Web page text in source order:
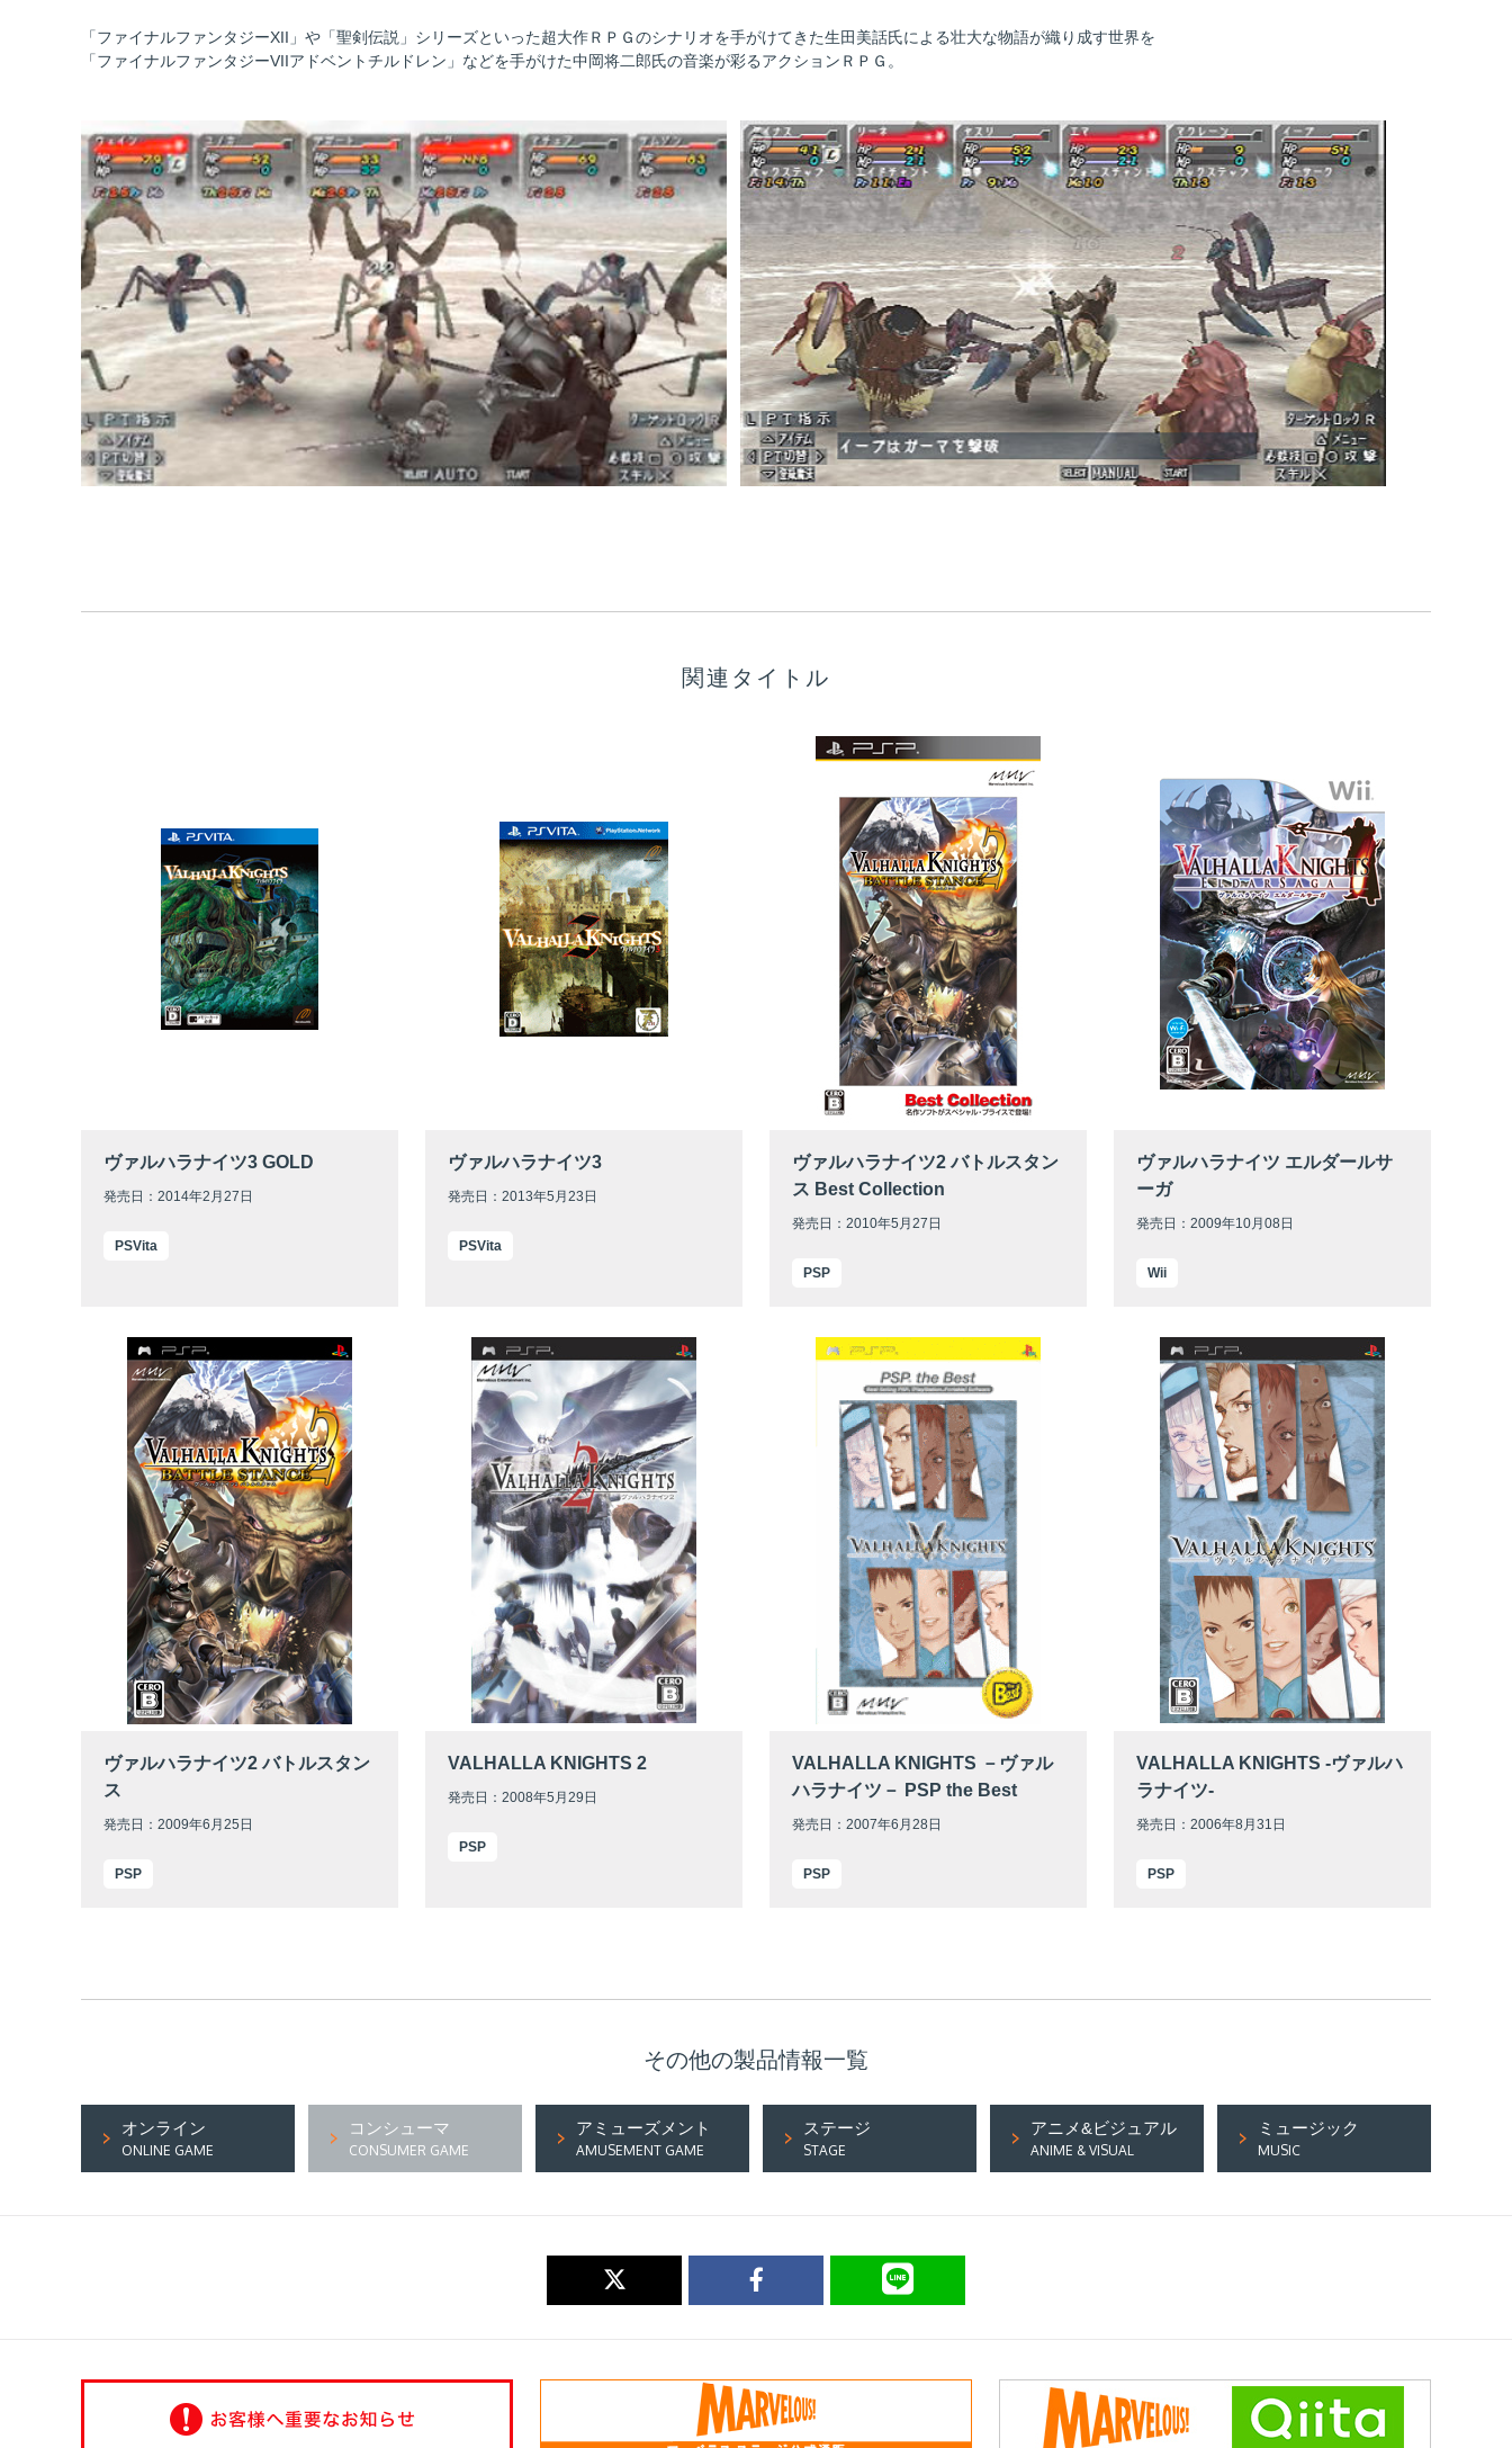
「ファイナルファンタジーXII」や「聖剣伝説」シリーズといった超大作ＲＰＧのシナリオを手がけてきた生田美話氏による壮大な物語が織り成す世界を
「ファイナルファンタジーVIIアドベントチルドレン」などを手がけた中岡将二郎氏の音楽が彩るアクションＲＰＧ。
関連タイトル
ヴァルハラナイツ3 GOLD
発売日：2014年2月27日
PSVita
ヴァルハラナイツ3
発売日：2013年5月23日
PSVita
ヴァルハラナイツ2 バトルスタン
ス Best Collection
発売日：2010年5月27日
PSP
ヴァルハラナイツ エルダールサ
ーガ
発売日：2009年10月08日
Wii
ヴァルハラナイツ2 バトルスタン
ス
発売日：2009年6月25日
PSP
VALHALLA KNIGHTS 2
発売日：2008年5月29日
PSP
VALHALLA KNIGHTS －ヴァル
ハラナイツ－ PSP the Best
発売日：2007年6月28日
PSP
VALHALLA KNIGHTS -ヴァルハ
ラナイツ-
発売日：2006年8月31日
PSP
その他の製品情報一覧
オンライン
ONLINE GAME
コンシューマ
CONSUMER GAME
アミューズメント
AMUSEMENT GAME
ステージ
STAGE
アニメ&ビジュアル
ANIME & VISUAL
ミュージック
MUSIC